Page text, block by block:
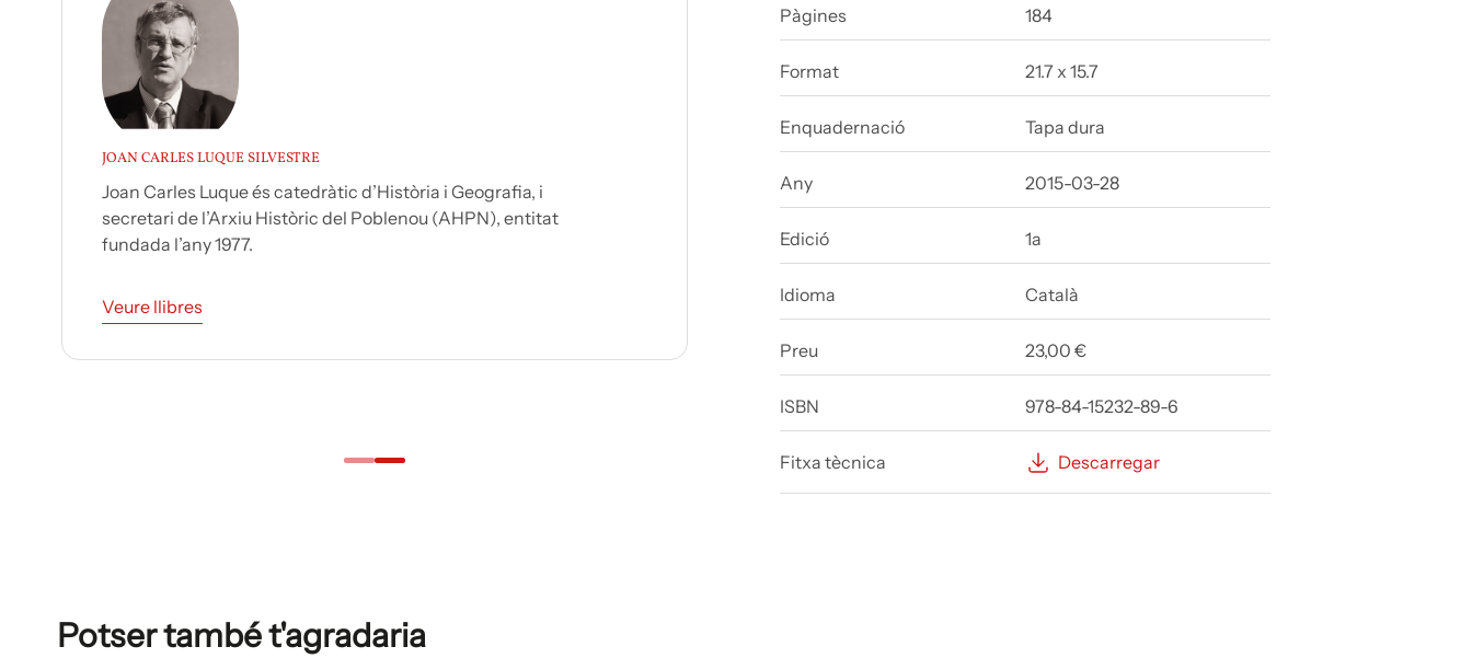
JOAN CARLES LUQUE SILVESTRE
Joan Carles Luque és catedràtic d’Història i Geografia, i
secretari de l’Arxiu Històric del Poblenou (AHPN), entitat
fundada l’any 1977.
Veure llibres
Pàgines 184
Format 21.7 x 15.7
Enquadernació Tapa dura
Any 2015-03-28
Edició 1a
Idioma Català
Preu 23,00 €
ISBN 978-84-15232-89-6
Fitxa tècnica Descarregar
Potser també t'agradaria